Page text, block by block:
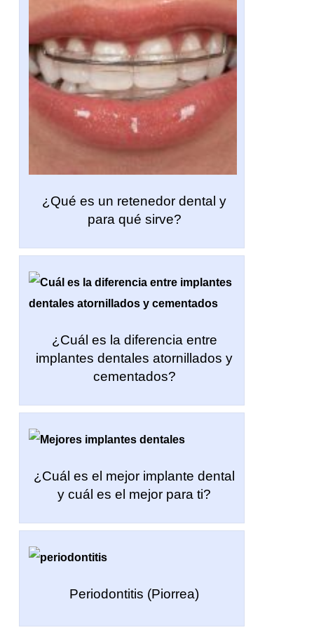
¿Qué es un retenedor dental y
para qué sirve?
¿Cuál es la diferencia entre
implantes dentales atornillados y
cementados?
¿Cuál es el mejor implante dental
y cuál es el mejor para ti?
Periodontitis (Piorrea)